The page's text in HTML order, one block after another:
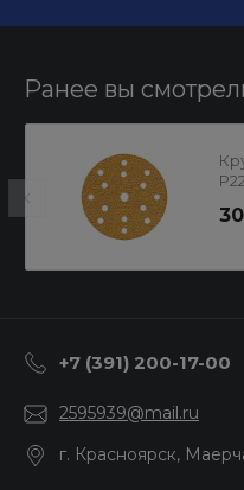
Ранее вы
+7 (391) 200-17-00
2595939@mail.ru
г. Красноярск,